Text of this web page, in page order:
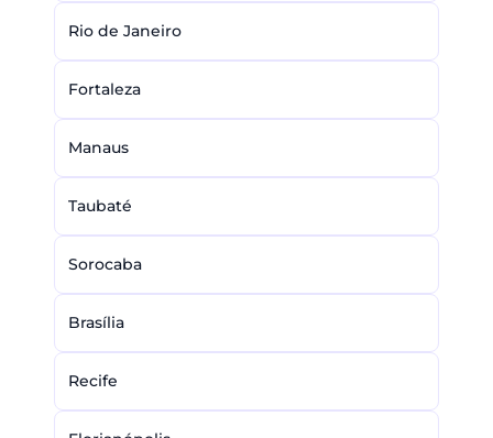
Rio de Janeiro
Fortaleza
Manaus
Taubaté
Sorocaba
Brasília
Recife